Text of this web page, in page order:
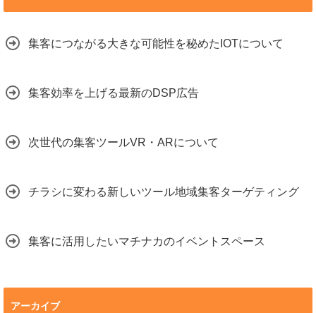
集客につながる大きな可能性を秘めたIOTについて
集客効率を上げる最新のDSP広告
次世代の集客ツールVR・ARについて
チラシに変わる新しいツール地域集客ターゲティング
集客に活用したいマチナカのイベントスペース
アーカイブ